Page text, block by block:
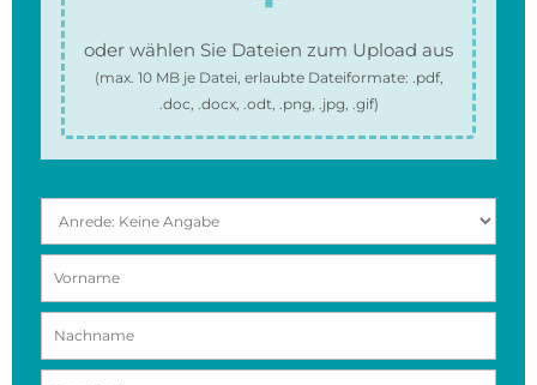
oder wählen Sie Dateien zum Upload aus
(max. 10 MBje Datei, erlaubte Dateiformate: .pdf,
.doc, .docx, .odt, .png, .jpg, .gif)